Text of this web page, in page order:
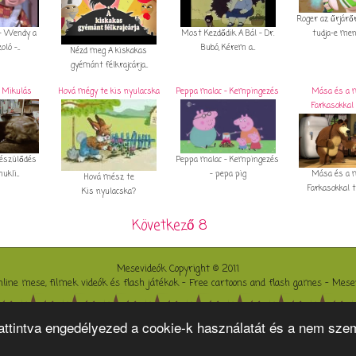
engedélyezed a cookie-k használatát és a nem
Wendy a
-...
Nézd meg A kiskakas
gyémánt félkrajcárja...
Most Kezdődik A Bál - Dr.
Bubó, Kérem a...
Roger az
tudja-e
Mikulás Hová mégy te kis nyulacska
Hová mész te
Kis nyulacska?
Peppa malac - Kempingezés
Peppa malac - Kempingezés
- pepa pig
Mása és a
Mása és a
Farkasokkal
Következő 8
Mesevideók Copyright © 2011
mese, filmek videók és flash játékok - Free cartoons and flash games -
| |Garfield mesefilm Szirénázó szupercsapat gyerekvideó | Spongyabob mese